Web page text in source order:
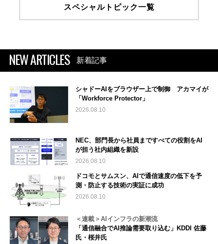
スペシャルトピック一覧
NEW ARTICLES 新着記事
シャドーAIをブラウザー上で制御 アカマイが
「Workforce Protector」
2026.08.10
NEC、部門長から社員まですべての役割をAI
が担う社内組織を新設
2026.08.10
ドコモとサムスン、AIで通信速度の低下を予
測・防止する技術の実証に成功
2026.08.10
＜連載＞AIインフラの新潮流
「通信融合でAI推論需要取り込む」KDDI 佐藤
氏・桜井氏